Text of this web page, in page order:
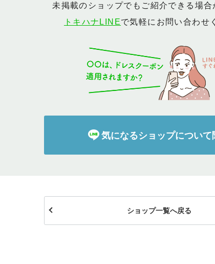
未掲載のショップでもご紹介できる場合
トキハナLINEで気軽にお問い合わせ
気になるショップについて
ショップ一覧へ戻る